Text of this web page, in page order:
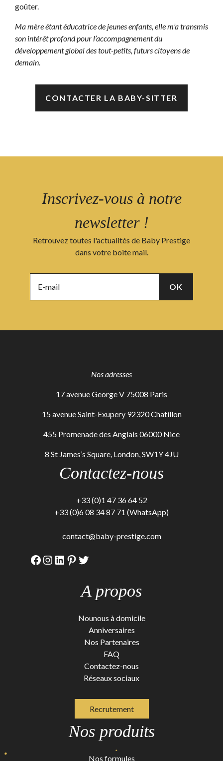
goûter.
Ma mère étant éducatrice de jeunes enfants, elle m’a transmis
son intérêt profond pour l’accompagnement du
développement global des tout-petits, futurs citoyens de
demain.
CONTACTER LA BABY-SITTER
Inscrivez-vous à notre
newsletter !
Retrouvez toutes l'actualités de Baby Prestige
dans votre boite mail.
Nos adresses
17 avenue George V 75008 Paris
15 avenue Saint-Exupery 92320 Chatillon
455 Promenade des Anglais 06000 Nice
8 St James’s Square, London, SW1Y 4JU
Contactez-nous
+33 (0)1 47 36 64 52
+33 (0)6 08 34 87 71 (WhatsApp)
contact@baby-prestige.com
Facebook
Instagram
LinkedIn
Pinterest
Twitter
A propos
Nounous à domicile
Anniversaires
Nos Partenaires
FAQ
Contactez-nous
Réseaux sociaux
Recrutement
Nos produits
Nos formules